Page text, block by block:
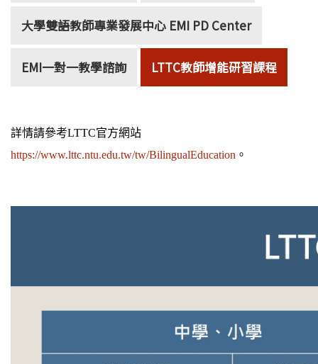
大學雙語教師專業發展中心 EMI PD Center
EMI一對一教學諮詢 LTTC教師增能研習課程
詳情請參考LTTC官方網站
https://www.lttc.ntu.edu.tw/tw/BilingualEducation 。